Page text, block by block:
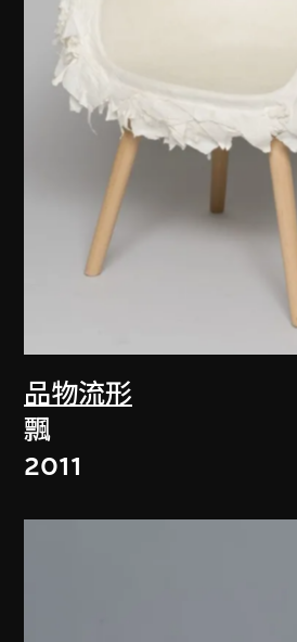
品物流形
飄
2011